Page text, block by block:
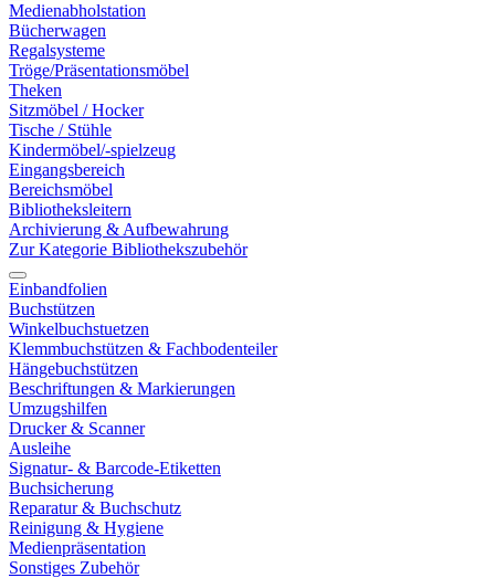
Medienabholstation
Bücherwagen
Regalsysteme
Tröge/Präsentationsmöbel
Theken
Sitzmöbel / Hocker
Tische / Stühle
Kindermöbel/-spielzeug
Eingangsbereich
Bereichsmöbel
Bibliotheksleitern
Archivierung & Aufbewahrung
Zur Kategorie Bibliothekszubehör
Einbandfolien
Buchstützen
Winkelbuchstuetzen
Klemmbuchstützen & Fachbodenteiler
Hängebuchstützen
Beschriftungen & Markierungen
Umzugshilfen
Drucker & Scanner
Ausleihe
Signatur- & Barcode-Etiketten
Buchsicherung
Reparatur & Buchschutz
Reinigung & Hygiene
Medienpräsentation
Sonstiges Zubehör